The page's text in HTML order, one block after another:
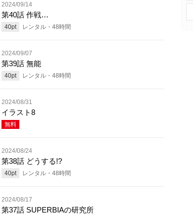
2024/09/14
第40話 作戦…
40pt レンタル・ 48時間
2024/09/07
第39話 無能
40pt レンタル・ 48時間
2024/08/31
イラスト8
無料
2024/08/24
第38話 どうする!?
40pt レンタル・ 48時間
2024/08/17
第37話 SUPERBIAの研究所